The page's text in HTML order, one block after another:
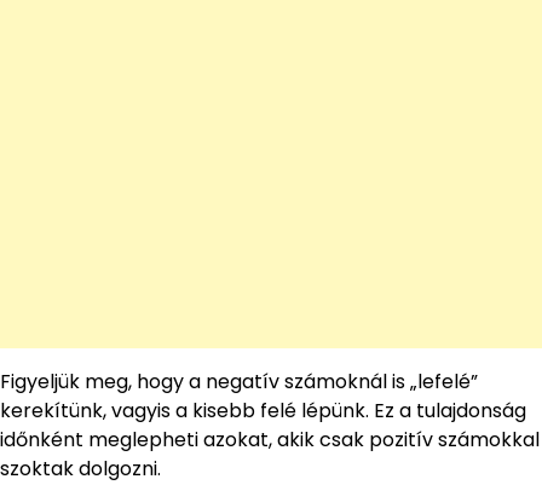
Figyeljük meg, hogy a negatív számoknál is „lefelé”
kerekítünk, vagyis a kisebb felé lépünk. Ez a tulajdonság
időnként meglepheti azokat, akik csak pozitív számokkal
szoktak dolgozni.